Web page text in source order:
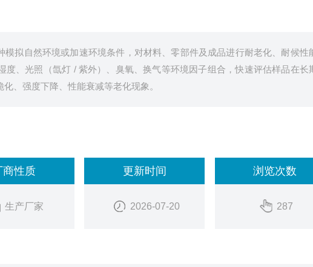
模拟自然环境或加速环境条件，对材料、零部件及成品进行耐老化、耐候性
度、光照（氙灯 / 紫外）、臭氧、换气等环境因子组合，快速评估样品在长
、强度下降、性能衰减等老化现象。
商性质
生产厂家
更新时间
2026-07-20
浏览次数
287